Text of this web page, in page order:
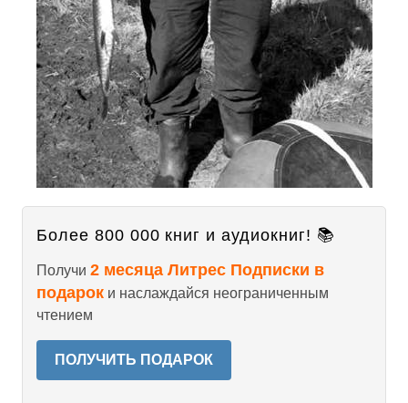
Более 800 000 книг и аудиокниг! 📚
Получи 2 месяца Литрес Подписки в
подарок и наслаждайся неограниченным
чтением
ПОЛУЧИТЬ ПОДАРОК